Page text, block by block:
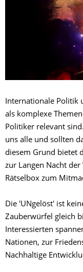
Internationale Politik
als komplexe
Politiker relevant
uns alle und sollten
diesem Grund bietet
zur Langen Nacht
Rätselbox zum
Die 'UNgelöst' ist
Zauberwürfel gleich
Interessierten
Nationen, zur
Nachhaltige